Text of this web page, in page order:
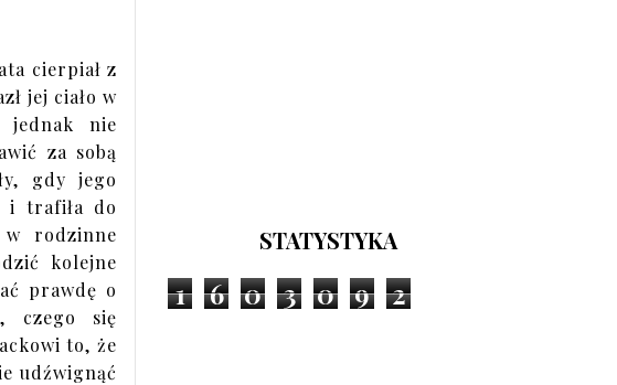
cierpiał z
jej ciało w
nie
za sobą
gdy jego
i trafiła do
rodzinne
kolejne
prawdę o
czego się
to, że
udźwignąć
STATYSTYKA
1 6 0 3 0 9 2